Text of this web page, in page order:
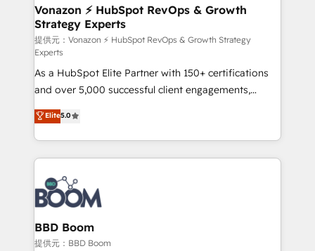
➤ L’intégration de CRM et de méthodologie RevOps
pour aligner les équipes marketing, commerciales et
support client (data migration, synchronisation API,
audit et maintenance) ➤ La création de sites internet
de conversion qui transforment les visiteurs en
opportunités d'affaires ➤ La mise en place de
stratégies d'acquisition marketing (SEO, SEA,
inbound, automatisation marketing, ABM, IA,
emailing) Informations clés : - 10 ans d'expérience -
100+ intégrations CRM HubSpot réussies - 40
experts conseil - 150 certifications HubSpot
cumulées
Vonazon ⚡ HubSpot RevOps & Growth
Strategy Experts
提供元：Vonazon ⚡ HubSpot RevOps & Growth Strategy
Experts
As a HubSpot Elite Partner with 150+ certifications
and over 5,000 successful client engagements,
Vonazon turns marketing complexity into
measurable, scalable growth. From onboarding to
enterprise-grade campaigns, our in-house team
builds scalable strategies that drive long-term
revenue. ⚙️ HubSpot Integration & Optimization •
Seamless CRM, CMS, and automation setup •
Complex platform migrations and data cleanups •
Custom APIs and third-party integrations 📈 End-to-
End Revenue Acceleration • Lifecycle marketing and
Elite5.0
BBD Boom
提供元：BBD Boom